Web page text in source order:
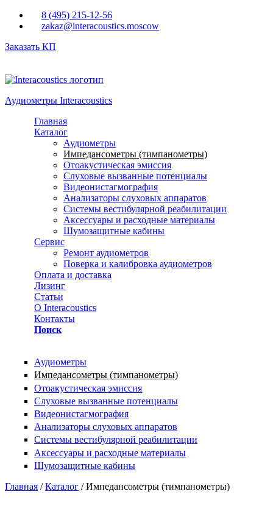
Перейти к основному содержанию
8 (495) 215-12-56
zakaz@interacoustics.moscow
Заказать КП
Аудиометры Interacoustics
Главная
Каталог
Аудиометры
Импедансометры (тимпанометры)
Отоакустическая эмиссия
Cлуховые вызванные потенциалы
Видеонистагмография
Анализаторы слуховых аппаратов
Системы вестибулярной реабилитации
Аксессуары и расходные материалы
Шумозащитные кабины
Сервис
Ремонт аудиометров
Поверка и калибровка аудиометров
Оплата и доставка
Лизинг
Статьи
О Interacoustics
Контакты
Поиск
Аудиометры
Импедансометры (тимпанометры)
Отоакустическая эмиссия
Cлуховые вызванные потенциалы
Видеонистагмография
Анализаторы слуховых аппаратов
Системы вестибулярной реабилитации
Аксессуары и расходные материалы
Шумозащитные кабины
Вы здесь
Главная /Каталог / Импедансометры (тимпанометры)